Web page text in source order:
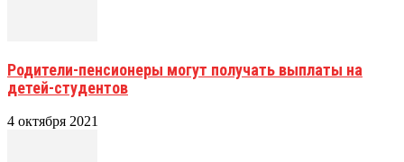
Родители-пенсионеры могут получать выплаты на
детей-студентов
4 октября 2021